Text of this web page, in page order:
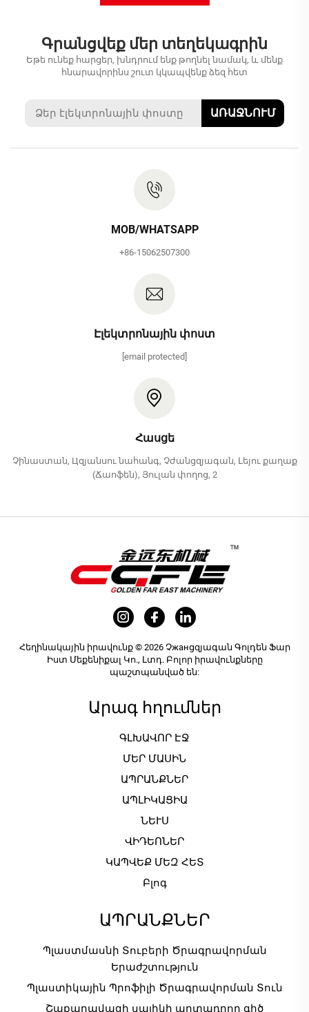
Գրանցվեք մեր տեղեկագրին
Եթե ունեք հարցեր, խնդրում ենք թողնել նամակ, և մենք
հնարավորինս շուտ կկապվենք ձեզ հետ
ԱՌԱՋՆՈՒՄ
MOB/WHATSAPP
+86-15062507300
Էլեկտրոնային փոստ
[email protected]
Հասցե
Չինաստան, Цզյանսու նահանգ, Չժանցզյագան, Լեյու քաղաք
(Ճաոֆեն), Յուլան փողոց, 2
Հեղինակային իրավունք © 2026 Չжанցզյագան Գոլդեն Ֆար
Իստ Մեքենիքալ Կո., Լտդ. Բոլոր իրավունքները
պաշտպանված են:
Արագ հղումներ
ԳԼԽԱՎՈՐ ԷՋ
ՄԵՐ ՄԱՍԻՆ
ԱՊՐԱՆՔՆԵՐ
ԱՊԼԻԿԱՑԻԱ
ՆԵՒՍ
ՎԻԴԵՈՆԵՐ
ԿԱՊՎԵՔ ՄԵԶ ՀԵՏ
Բլոգ
ԱՊՐԱՆՔՆԵՐ
Պլաստմասնի Տուբերի Ծրագրավորման
Երաժշտություն
Պլաստիկային Պրոֆիլի Ծրագրավորման Տուն
Շաքարավազի սալիկի արտադրող գիծ